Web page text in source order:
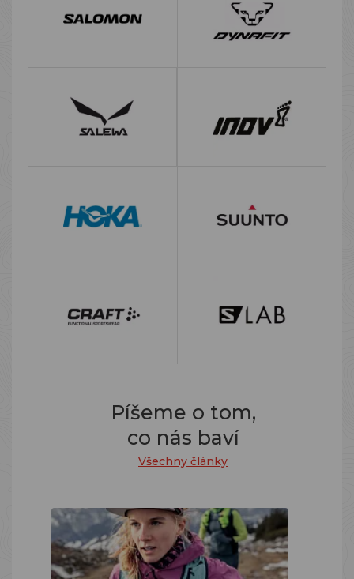
Píšeme o tom,
co nás baví
Všechny články